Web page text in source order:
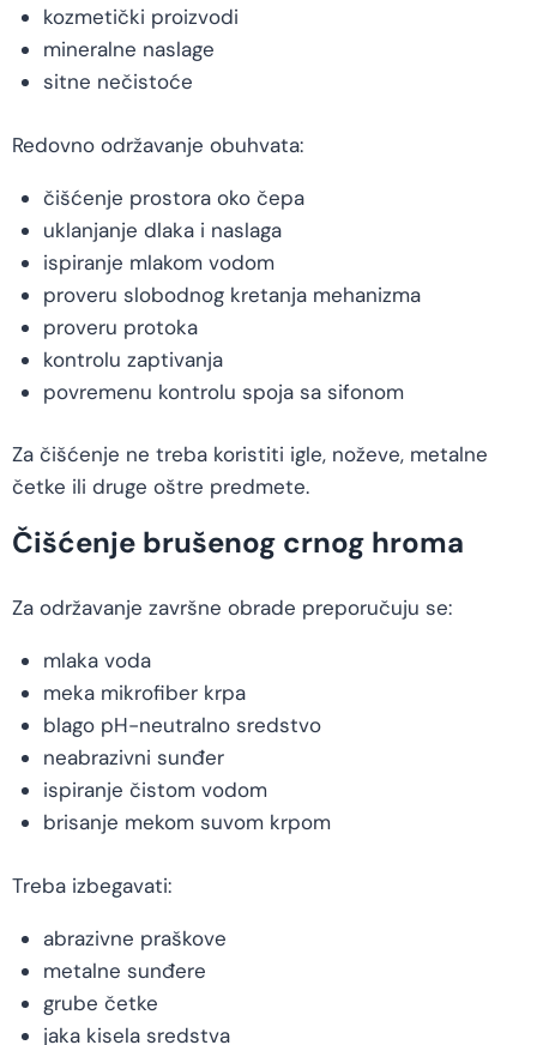
kozmetički proizvodi
mineralne naslage
sitne nečistoće
Redovno održavanje obuhvata:
čišćenje prostora oko čepa
uklanjanje dlaka i naslaga
ispiranje mlakom vodom
proveru slobodnog kretanja mehanizma
proveru protoka
kontrolu zaptivanja
povremenu kontrolu spoja sa sifonom
Za čišćenje ne treba koristiti igle, noževe, metalne
četke ili druge oštre predmete.
Čišćenje brušenog crnog hroma
Za održavanje završne obrade preporučuju se:
mlaka voda
meka mikrofiber krpa
blago pH-neutralno sredstvo
neabrazivni sunđer
ispiranje čistom vodom
brisanje mekom suvom krpom
Treba izbegavati:
abrazivne praškove
metalne sunđere
grube četke
jaka kisela sredstva